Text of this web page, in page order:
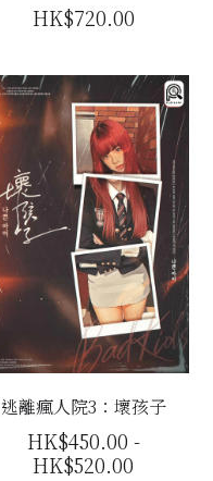
HK$720.00
逃離瘋人院3：壞孩子
HK$450.00 -
HK$520.00